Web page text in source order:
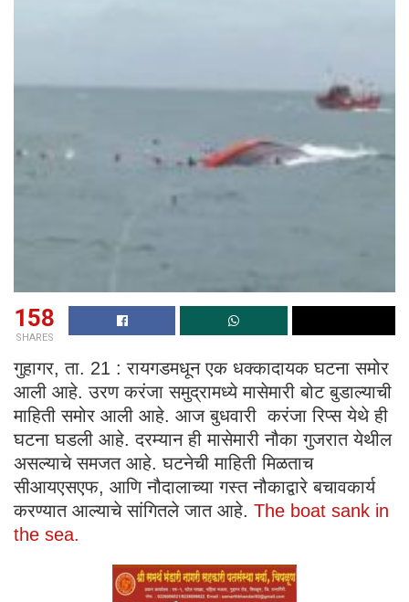
158
SHARES
गुहागर, ता. 21 : रायगडमधून एक धक्कादायक घटना समोर
आली आहे. उरण करंजा समुद्रामध्ये मासेमारी बोट बुडाल्याची
माहिती समोर आली आहे. आज बुधवारी करंजा रिप्स येथे ही
घटना घडली आहे. दरम्यान ही मासेमारी नौका गुजरात येथील
असल्याचे समजत आहे. घटनेची माहिती मिळताच
सीआयएसएफ, आणि नौदालाच्या गस्त नौकाद्वारे बचावकार्य
करण्यात आल्याचे सांगितले जात आहे. The boat sank in
the sea.